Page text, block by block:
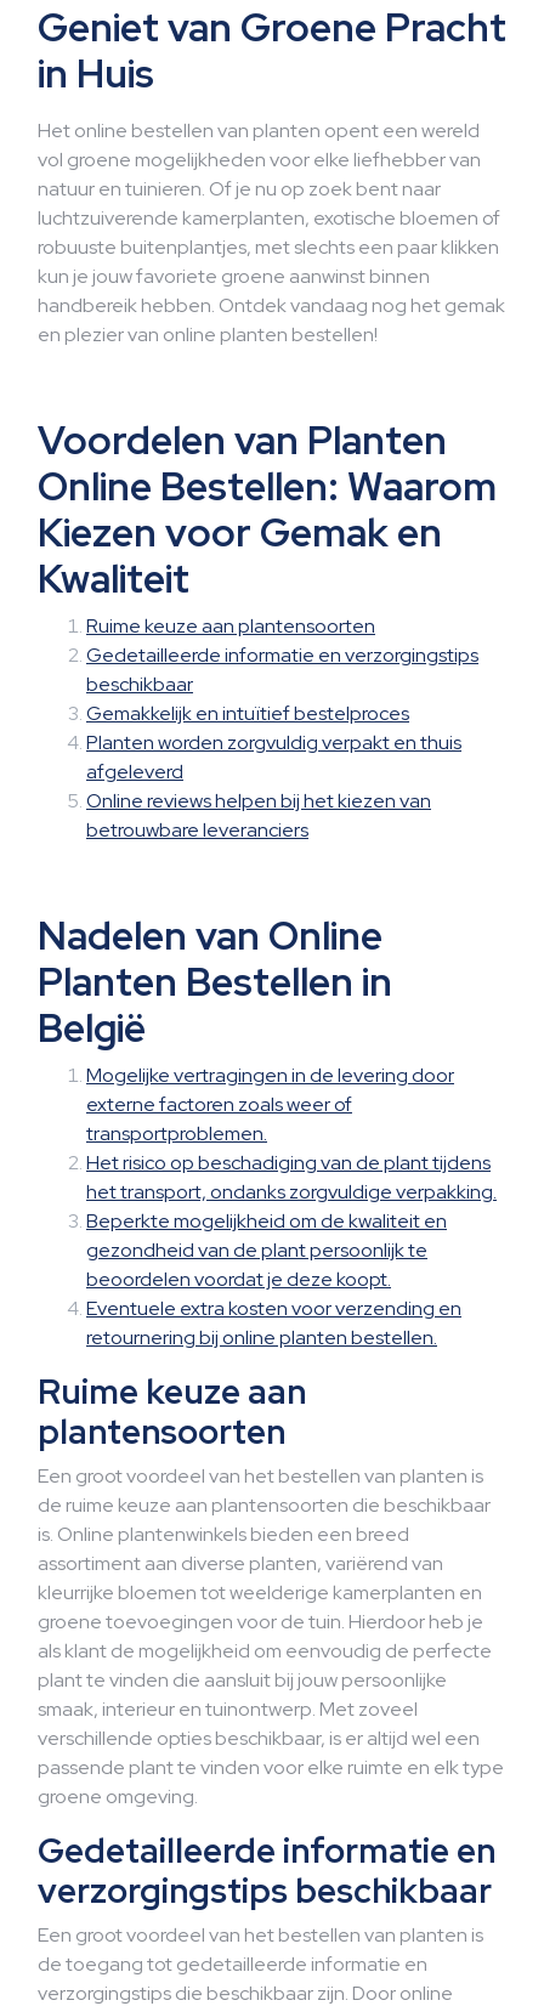
Geniet van Groene Pracht
in Huis
Het online bestellen van planten opent een wereld
vol groene mogelijkheden voor elke liefhebber van
natuur en tuinieren. Of je nu op zoek bent naar
luchtzuiverende kamerplanten, exotische bloemen of
robuuste buitenplantjes, met slechts een paar klikken
kun je jouw favoriete groene aanwinst binnen
handbereik hebben. Ontdek vandaag nog het gemak
en plezier van online planten bestellen!
Voordelen van Planten
Online Bestellen: Waarom
Kiezen voor Gemak en
Kwaliteit
Ruime keuze aan plantensoorten
Gedetailleerde informatie en verzorgingstips
beschikbaar
Gemakkelijk en intuïtief bestelproces
Planten worden zorgvuldig verpakt en thuis
afgeleverd
Online reviews helpen bij het kiezen van
betrouwbare leveranciers
Nadelen van Online
Planten Bestellen in
België
Mogelijke vertragingen in de levering door
externe factoren zoals weer of
transportproblemen.
Het risico op beschadiging van de plant tijdens
het transport, ondanks zorgvuldige verpakking.
Beperkte mogelijkheid om de kwaliteit en
gezondheid van de plant persoonlijk te
beoordelen voordat je deze koopt.
Eventuele extra kosten voor verzending en
retournering bij online planten bestellen.
Ruime keuze aan
plantensoorten
Een groot voordeel van het bestellen van planten is
de ruime keuze aan plantensoorten die beschikbaar
is. Online plantenwinkels bieden een breed
assortiment aan diverse planten, variërend van
kleurrijke bloemen tot weelderige kamerplanten en
groene toevoegingen voor de tuin. Hierdoor heb je
als klant de mogelijkheid om eenvoudig de perfecte
plant te vinden die aansluit bij jouw persoonlijke
smaak, interieur en tuinontwerp. Met zoveel
verschillende opties beschikbaar, is er altijd wel een
passende plant te vinden voor elke ruimte en elk type
groene omgeving.
Gedetailleerde informatie en
verzorgingstips beschikbaar
Een groot voordeel van het bestellen van planten is
de toegang tot gedetailleerde informatie en
verzorgingstips die beschikbaar zijn. Door online